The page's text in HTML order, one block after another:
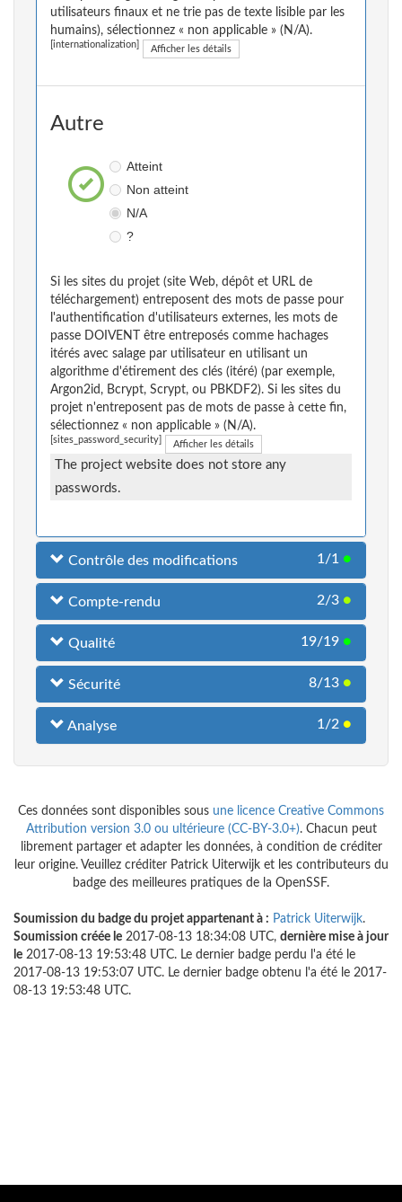
utilisateurs finaux et ne trie pas de texte lisible par les
humains), sélectionnez « non applicable » (N/A).
[internationalization] Afficher les détails
Autre
Atteint
Non atteint
N/A
?
Si les sites du projet (site Web, dépôt et URL de
téléchargement) entreposent des mots de passe pour
l'authentification d'utilisateurs externes, les mots de
passe DOIVENT être entreposés comme hachages
itérés avec salage par utilisateur en utilisant un
algorithme d'étirement des clés (itéré) (par exemple,
Argon2id, Bcrypt, Scrypt, ou PBKDF2). Si les sites du
projet n'entreposent pas de mots de passe à cette fin,
sélectionnez « non applicable » (N/A).
[sites_password_security] Afficher les détails
The project website does not store any
passwords.
Contrôle des modifications 1/1 ●
Compte-rendu 2/3 ●
Qualité 19/19 ●
Sécurité 8/13 ●
Analyse 1/2 ●
Ces données sont disponibles sous une licence Creative Commons
Attribution version 3.0 ou ultérieure (CC-BY-3.0+). Chacun peut
librement partager et adapter les données, à condition de créditer
leur origine. Veuillez créditer Patrick Uiterwijk et les contributeurs du
badge des meilleures pratiques de la OpenSSF.
Soumission du badge du projet appartenant à : Patrick Uiterwijk.
Soumission créée le 2017-08-13 18:34:08 UTC, dernière mise à jour
le 2017-08-13 19:53:48 UTC. Le dernier badge perdu l'a été le
2017-08-13 19:53:07 UTC. Le dernier badge obtenu l'a été le 2017-
08-13 19:53:48 UTC.